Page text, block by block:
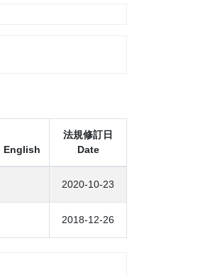
English
法規修訂日
Date
2020-10-23
2018-12-26